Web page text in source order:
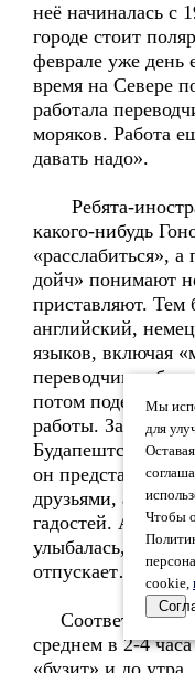
неё начиналась с
городе стоит
феврале уже день
время на Севере
работала
моряков. Работа
давать надо».
Ребята-
какого-нибудь
«расслабиться»,
дойч» понимают
приставляют. Тем
английский,
языков, включая
переводчика
потом поделилась
работы. Заходит
Будапештского
он представился.
друзьями, а
гадостей. А она в
улыбалась,
отпускает…
среднем в 2-4
«бузит» и до
Мы
для
Чтобы
cookie,